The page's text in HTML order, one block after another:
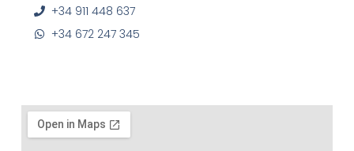
+34 911 448 637
+34 672 247 345